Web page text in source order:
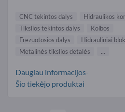
CNC tekintos dalys
Hidraulikos
Tikslios tekintos dalys
Kolbos
Frezuotosios dalys
Hidrauliniai
Metalinės tikslios detalės
...
Daugiau informacijos-
Šio tiekėjo produktai